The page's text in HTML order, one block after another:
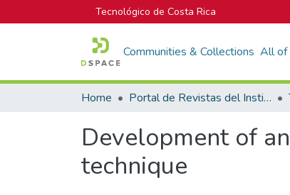
Tecnológico de Costa Rica
Communities & Collections All of
Home Portal de Revistas del Instituto Tecnológico de Costa Rica
Development of
technique